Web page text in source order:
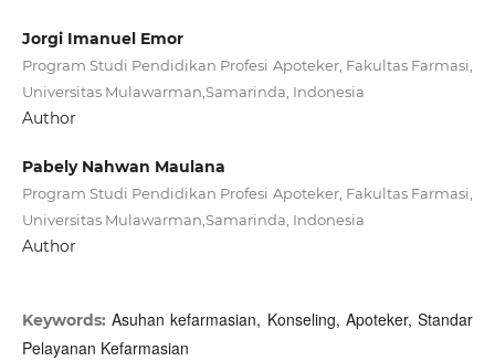
Jorgi Imanuel Emor
Program Studi Pendidikan Profesi Apoteker, Fakultas Farmasi,
Universitas Mulawarman,Samarinda, Indonesia
Author
Pabely Nahwan Maulana
Program Studi Pendidikan Profesi Apoteker, Fakultas Farmasi,
Universitas Mulawarman,Samarinda, Indonesia
Author
Keywords:Asuhan kefarmasian, Konseling, Apoteker, Standar
Pelayanan Kefarmasian